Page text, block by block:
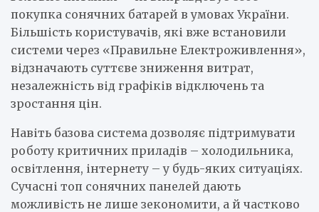
покупка сонячних батарей в умовах України.
Більшість користувачів, які вже встановили
системи через «Правильне Електроживлення»,
відзначають суттєве зниження витрат,
незалежність від графіків відключень та
зростання цін.
Навіть базова система дозволяє підтримувати
роботу критичних приладів – холодильника,
освітлення, інтернету – у будь-яких ситуаціях.
Сучасні топ сонячних панелей дають
можливість не лише зекономити, а й частково